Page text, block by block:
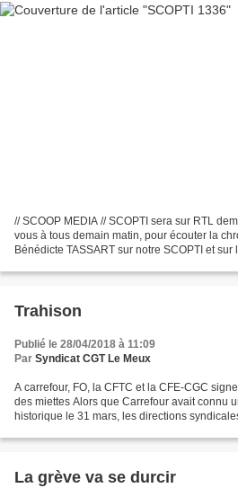
// SCOOP MEDIA // SCOPTI sera sur RTL
vous à tous demain matin, pour écouter la
Bénédicte TASSART sur notre SCOPTI et
Trahison
Publié le 28/04/2018 à 11:09
Par Syndicat CGT Le Meux
A carrefour, FO, la CFTC et la CFE-CGC
des miettes Alors que Carrefour avait connu
historique le 31 mars, les directions
La grève va se durcir